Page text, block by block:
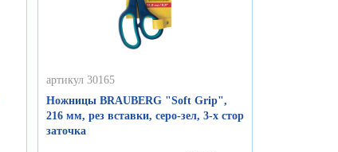
артикул 30165
Ножницы BRAUBERG "Soft Grip",
216 мм, рез вставки, серо-зел, 3-х стор
заточка